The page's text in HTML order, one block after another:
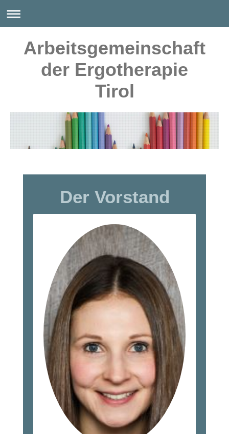
Arbeitsgemeinschaft
der Ergotherapie
Tirol
Der Vorstand